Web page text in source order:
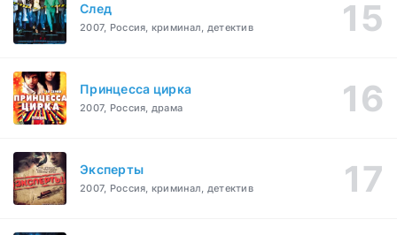
След
2007, Россия, криминал, детектив
Принцесса цирка
2007, Россия, драма
Эксперты
2007, Россия, криминал, детектив